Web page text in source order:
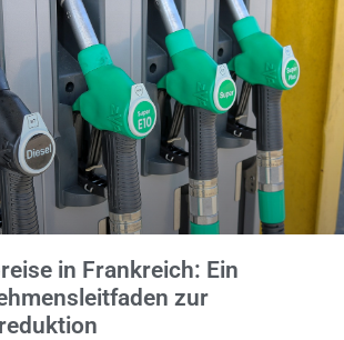
in Frankreich: Ein
zur